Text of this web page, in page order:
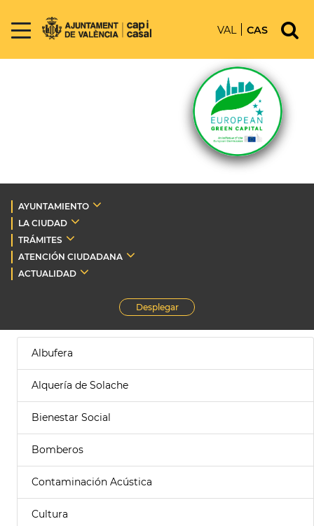
VAL CAS
AYUNTAMIENTO
LA CIUDAD
TRÁMITES
ATENCIÓN CIUDADANA
ACTUALIDAD
Desplegar
Albufera
Alquería de Solache
Bienestar Social
Bomberos
Contaminación Acústica
Cultura